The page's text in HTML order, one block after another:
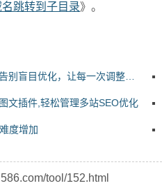
跳转到子目录》。
别盲目优化，让每一次调整都
文插件,轻松管理多站SEO优化
度增加
tool/152.html